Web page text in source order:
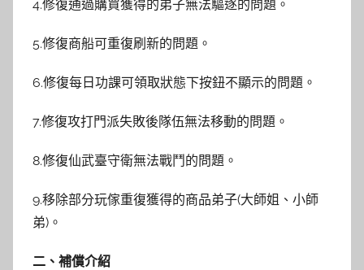
4.修復通過購買獲得的弟子無法驅逐的問題。
5.修復商船可重復刷新的問題。
6.修復每日功課可領取狀態下按鈕不顯示的問題。
7.修復攻打門派失敗後隊伍無法移動的問題。
8.修復仙武臺守衛無法戰鬥的問題。
9.移除部分玩傢重復獲得的商品弟子(大師姐、小師
弟)。
二、補償介紹